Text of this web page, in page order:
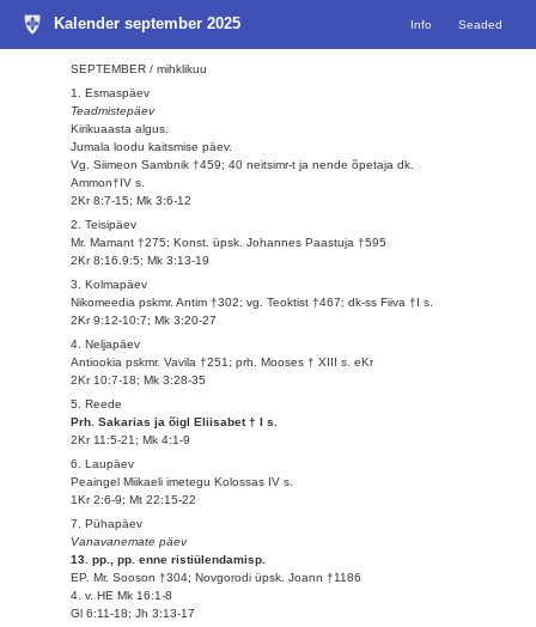
Kalender september 2025 Info Seaded
SEPTEMBER / mihklikuu
1. Esmaspäev
Teadmistepäev
Kirikuaasta algus.
Jumala loodu kaitsmise päev.
Vg. Siimeon Sambnik †459; 40 neitsimr-t ja nende õpetaja dk.
Ammon†IV s.
2Kr 8:7-15; Mk 3:6-12
2. Teisipäev
Mr. Mamant †275; Konst. üpsk. Johannes Paastuja †595
2Kr 8:16.9:5; Mk 3:13-19
3. Kolmapäev
Nikomeedia pskmr. Antim †302; vg. Teoktist †467; dk-ss Fiiva †I s.
2Kr 9:12-10:7; Mk 3:20-27
4. Neljapäev
Antiookia pskmr. Vavila †251; prh. Mooses † XIII s. eKr
2Kr 10:7-18; Mk 3:28-35
5. Reede
Prh. Sakarias ja õigl Eliisabet † I s.
2Kr 11:5-21; Mk 4:1-9
6. Laupäev
Peaingel Miikaeli imetegu Kolossas IV s.
1Kr 2:6-9; Mt 22:15-22
7. Pühapäev
Vanavanemate päev
13. pp., pp. enne ristiülendamisp.
EP. Mr. Sooson †304; Novgorodi üpsk. Joann †1186
4. v. HE Mk 16:1-8
Gl 6:11-18; Jh 3:13-17